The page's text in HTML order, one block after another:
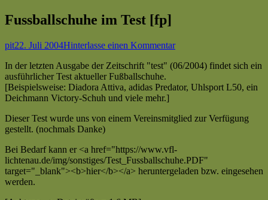
Fussballschuhe im Test [fp]
Autor
pitVeröffentlicht
22. Juli 2004Hinterlasse einen Kommentarzu
im
[fp]
In der letzten Ausgabe der Zeitschrift "test" (06/2004) findet sich ein
ausführlicher Test aktueller Fußballschuhe.
[Beispielsweise: Diadora Attiva, adidas Predator, Uhlsport L50, ein
Deichmann Victory-Schuh und viele mehr.]
Dieser Test wurde uns von einem Vereinsmitglied zur Verfügung
gestellt. (nochmals Danke)
Bei Bedarf kann er <a href="https://www.vfl-
lichtenau.de/img/sonstiges/Test_Fussballschuhe.PDF"
target="_blank"><b>hier</b></a> heruntergeladen bzw. eingesehen
werden.